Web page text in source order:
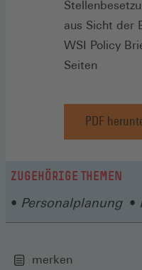
aus Sicht der
WSI Policy
Seiten
PDF
ZUGEHÖRIGE THEMEN
Personalplanung
merken